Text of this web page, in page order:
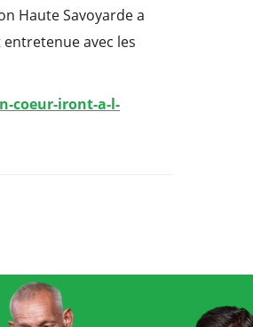
Haute Savoyarde a
entretenue avec les
coeur-iront-a-l-